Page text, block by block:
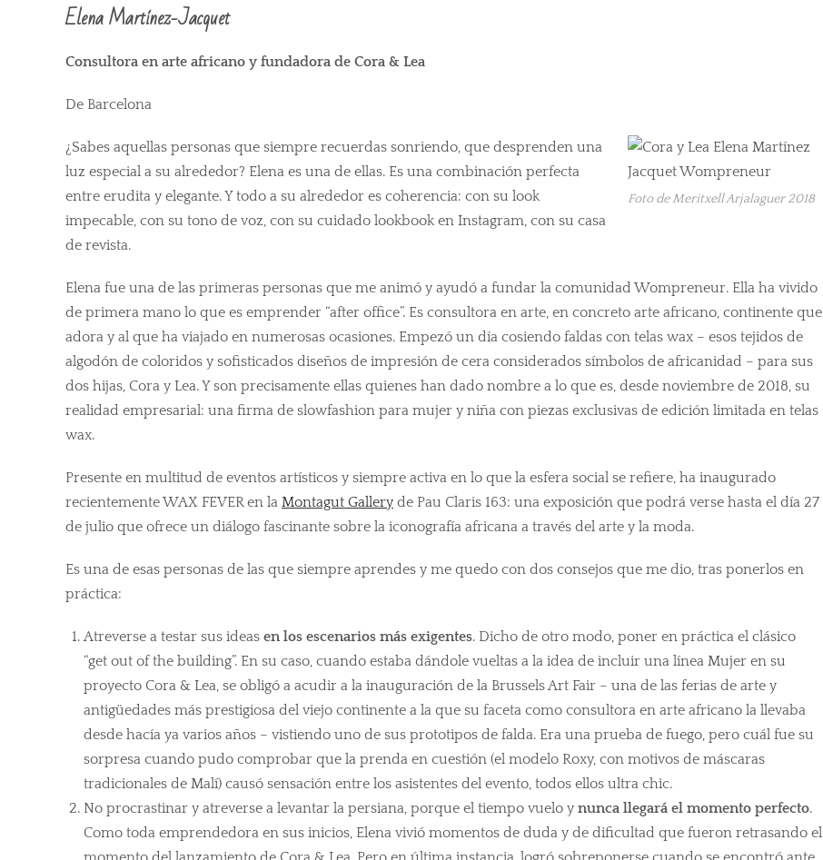
Elena Martínez-Jacquet
Consultora en arte africano y fundadora de Cora & Lea
De Barcelona
Foto de Meritxell Arjalaguer 2018
¿Sabes aquellas personas que siempre recuerdas sonriendo, que desprenden una
luz especial a su alrededor? Elena es una de ellas. Es una combinación perfecta
entre erudita y elegante. Y todo a su alrededor es coherencia: con su look
impecable, con su tono de voz, con su cuidado lookbook en Instagram, con su casa
de revista.
Elena fue una de las primeras personas que me animó y ayudó a fundar la comunidad Wompreneur. Ella ha vivido
de primera mano lo que es emprender “after office”. Es consultora en arte, en concreto arte africano, continente que
adora y al que ha viajado en numerosas ocasiones. Empezó un día cosiendo faldas con telas wax – esos tejidos de
algodón de coloridos y sofisticados diseños de impresión de cera considerados símbolos de africanidad – para sus
dos hijas, Cora y Lea. Y son precisamente ellas quienes han dado nombre a lo que es, desde noviembre de 2018, su
realidad empresarial: una firma de slowfashion para mujer y niña con piezas exclusivas de edición limitada en telas
wax.
Presente en multitud de eventos artísticos y siempre activa en lo que la esfera social se refiere, ha inaugurado
recientemente WAX FEVER en la Montagut Gallery de Pau Claris 163: una exposición que podrá verse hasta el día 27
de julio que ofrece un diálogo fascinante sobre la iconografía africana a través del arte y la moda.
Es una de esas personas de las que siempre aprendes y me quedo con dos consejos que me dio, tras ponerlos en
práctica:
Atreverse a testar sus ideas en los escenarios más exigentes. Dicho de otro modo, poner en práctica el clásico
“get out of the building”. En su caso, cuando estaba dándole vueltas a la idea de incluir una línea Mujer en su
proyecto Cora & Lea, se obligó a acudir a la inauguración de la Brussels Art Fair – una de las ferias de arte y
antigüedades más prestigiosa del viejo continente a la que su faceta como consultora en arte africano la llevaba
desde hacía ya varios años – vistiendo uno de sus prototipos de falda. Era una prueba de fuego, pero cuál fue su
sorpresa cuando pudo comprobar que la prenda en cuestión (el modelo Roxy, con motivos de máscaras
tradicionales de Malí) causó sensación entre los asistentes del evento, todos ellos ultra chic.
No procrastinar y atreverse a levantar la persiana, porque el tiempo vuelo y nunca llegará el momento perfecto.
Como toda emprendedora en sus inicios, Elena vivió momentos de duda y de dificultad que fueron retrasando el